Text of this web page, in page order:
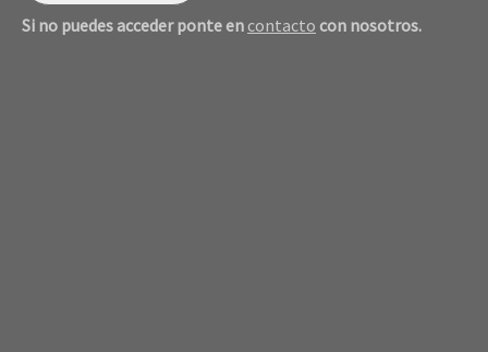
Si no puedes acceder ponte en contacto con nosotros.